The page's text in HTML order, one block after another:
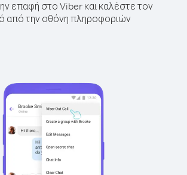
επαφή στο Viber και καλέστε τον
από την οθόνη πληροφοριών